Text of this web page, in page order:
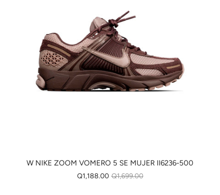
W NIKE ZOOM VOMERO 5 SE MUJER II6236-500
Q1,188.00 Q1,699.00